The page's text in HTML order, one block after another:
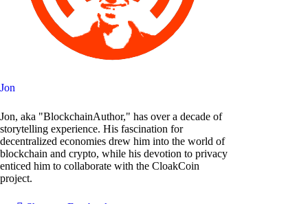
Jon
Jon, aka "BlockchainAuthor," has over a decade of
storytelling experience. His fascination for
decentralized economies drew him into the world of
blockchain and crypto, while his devotion to privacy
enticed him to collaborate with the CloakCoin
project.